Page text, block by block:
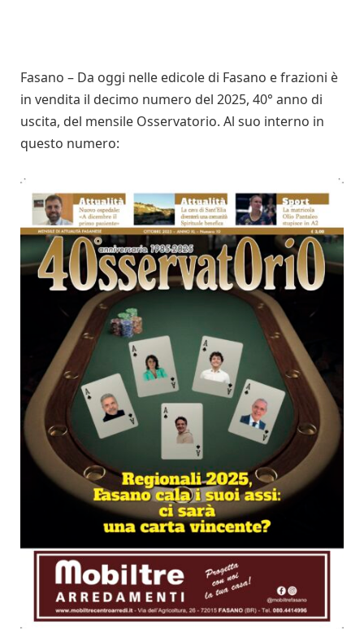
Fasano – Da oggi nelle edicole di Fasano e frazioni è
in vendita il decimo numero del 2025, 40° anno di
uscita, del mensile Osservatorio. Al suo interno in
questo numero: